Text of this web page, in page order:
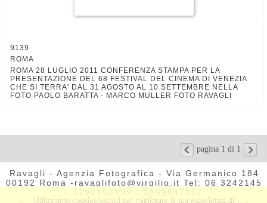
9139
ROMA
ROMA 28 LUGLIO 2011 CONFERENZA STAMPA PER LA
PRESENTAZIONE DEL 68 FESTIVAL DEL CINEMA DI VENEZIA
CHE SI TERRA' DAL 31 AGOSTO AL 10 SETTEMBRE NELLA
FOTO PAOLO BARATTA - MARCO MULLER FOTO RAVAGLI
pagina 1 di 1
Ravagli - Agenzia Fotografica - Via Germanico 184
00192 Roma -ravaglifoto@virgilio.it Tel: 06 3242145
Utilizziamo cookies tecnici per migliorare la tua esperienza di